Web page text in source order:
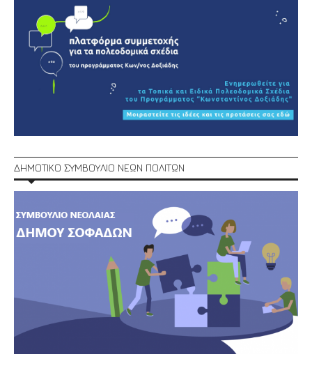
ΔΗΜΟΤΙΚΟ ΣΥΜΒΟΥΛΙΟ ΝΕΩΝ ΠΟΛΙΤΩΝ